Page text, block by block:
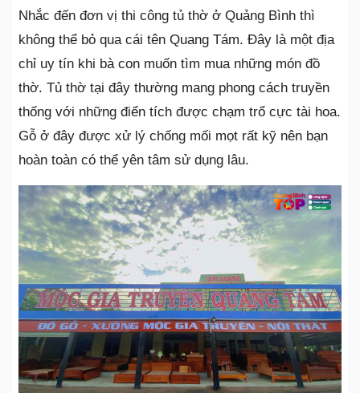
Nhắc đến đơn vị thi công tủ thờ ở Quảng Bình thì
không thể bỏ qua cái tên Quang Tám. Đây là một địa
chỉ uy tín khi bà con muốn tìm mua những món đồ
thờ. Tủ thờ tại đây thường mang phong cách truyền
thống với những điển tích được chạm trổ cực tài hoa.
Gỗ ở đây được xử lý chống mối mọt rất kỹ nên bạn
hoàn toàn có thể yên tâm sử dụng lâu.